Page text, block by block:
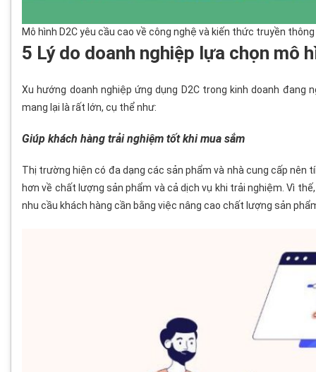
Mô hình D2C yêu cầu cao về công nghệ và kiến thức truyền thông
5 Lý do doanh nghiệp lựa chọn mô
Xu hướng doanh nghiệp ứng dụng D2C trong kinh doanh
mang lại là rất lớn, cụ thể như:
Giúp khách hàng trải nghiệm tốt khi mua sắm
Thị trường hiện có đa dạng các sản phẩm và nhà cung cấp nên
hơn về chất lượng sản phẩm và cả dịch vụ khi trải nghiệm. Vì
nhu cầu khách hàng cần bằng việc nâng cao chất lượng sản